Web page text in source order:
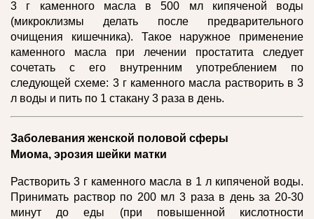
3 г каменного масла в 500 мл кипяченой воды
(микроклизмы делать после предварительного
очищения кишечника). Такое наружное применение
каменного масла при лечении простатита следует
сочетать с его внутренним употреблением по
следующей схеме: 3 г каменного масла растворить в 3
л воды и пить по 1 стакану 3 раза в день.
Заболевания женской половой сферы
Миома, эрозия шейки матки
Растворить 3 г каменного масла в 1 л кипяченой воды.
Принимать раствор по 200 мл 3 раза в день за 20-30
минут до еды (при повышенной кислотности